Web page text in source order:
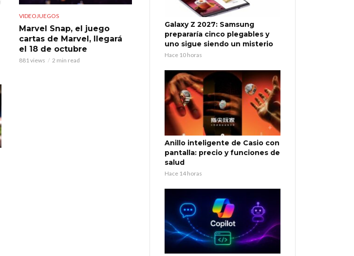
VIDEOJUEGOS
Marvel Snap, el juego
cartas de Marvel, llegará
el 18 de octubre
881 views 2 min read
Galaxy Z 2027: Samsung
prepararía cinco plegables y
uno sigue siendo un misterio
Hace 10 horas
Anillo inteligente de Casio con
pantalla: precio y funciones de
salud
Hace 14 horas